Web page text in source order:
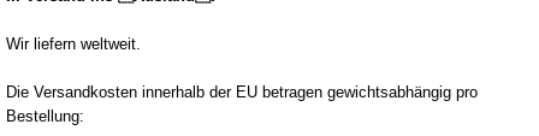
Wir liefern weltweit.
Die Versandkosten innerhalb der EU betragen gewichtsabhängig pro
Bestellung: